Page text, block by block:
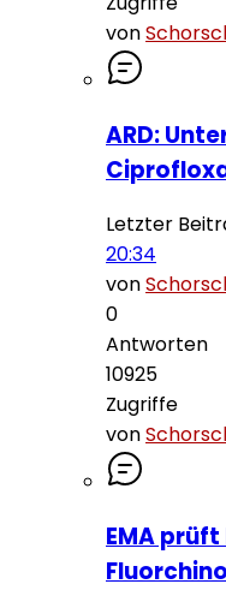
von
ARD:
Letzter
20:34
von
0
Antworten
10925
Zugriffe
von
EMA